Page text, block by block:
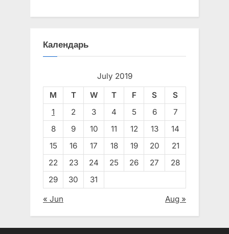
Календарь
July 2019
M
T W T F S
S
1
2 3 4 5 6
7
8
9 10 11 12 13
14
15
16 17 18 19 20
21
22
23 24 25 26 27
28
29
30
31
« Jun
Aug »